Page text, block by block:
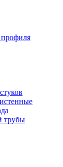
трубы